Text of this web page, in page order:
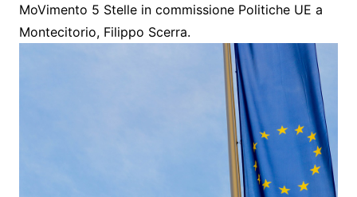
MoVimento 5 Stelle in commissione Politiche UE a
Montecitorio, Filippo Scerra.